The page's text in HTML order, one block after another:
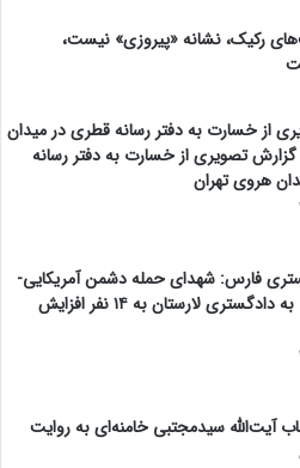
رکیک، نشانه «پیروزی» نیست،
از خسارت به دفتر رسانه قطری در میدان
تصویری از خسارت به دفتر رسانه
هروی تهران
فارس: شهدای حمله دشمن آمریکایی-
صهیونیستی به دادگستری لارستان به ۱۴ نفر افزایش
آیت‌الله سیدمجتبی خامنه‌ای به روایت